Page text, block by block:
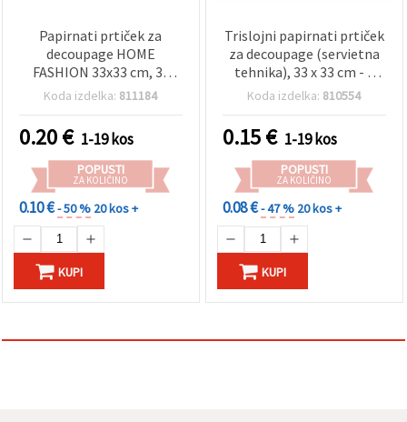
preference z
izbiro
določene
na gumb
Sprejmi
Nastavitve
Papirnati prtiček za
decoupage HOME
FASHION 33x33 cm, 3-
slojen, nežen velikonočni
Koda izdelka: 811184
0.20€ 1-19 kos
POPUSTI
ZA KOLIČINO
0.10 €- 50 % 20 kos +
KUPI
Trislojni papirnati prtiček
za decoupage (servietna
tehnika), 33 x 33 cm - 1
kos
Koda izdelka: 810554
0.15€ 1-19 kos
POPUSTI
ZA KOLIČINO
0.08 €- 47 % 20 kos +
KUPI